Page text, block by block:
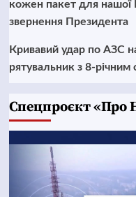
кожен пакет для
звернення Президента
Кривавий удар по АЗС
рятувальник з 8-річним
Cпецпроєкт «Про